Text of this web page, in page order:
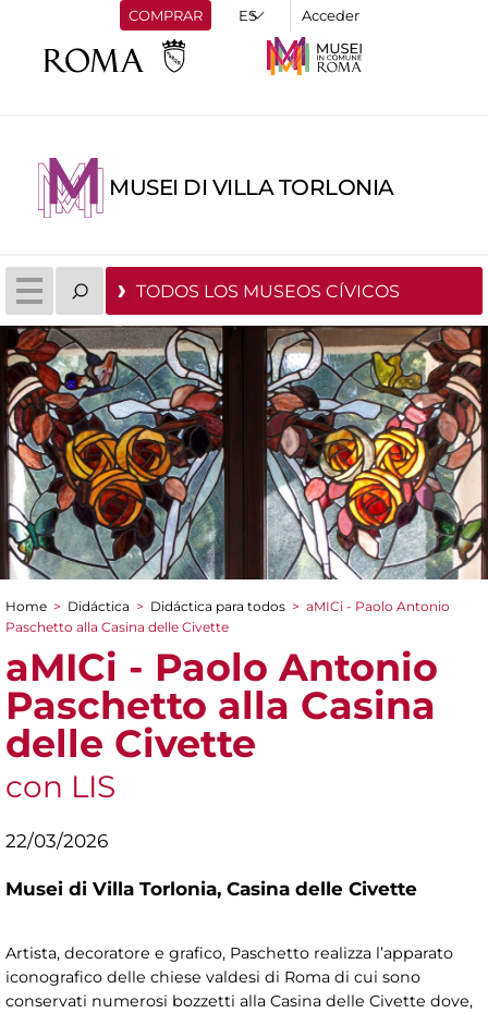
COMPRAR Acceder
MUSEI DI VILLA TORLONIA
TODOS LOS MUSEOS CÍVICOS
You are here
Home > Didáctica > Didáctica para todos > aMICi - Paolo Antonio
Paschetto alla Casina delle Civette
aMICi - Paolo Antonio
Paschetto alla Casina
delle Civette
con LIS
22/03/2026
Musei di Villa Torlonia, Casina delle Civette
Artista, decoratore e grafico, Paschetto realizza l’apparato
iconografico delle chiese valdesi di Roma di cui sono
conservati numerosi bozzetti alla Casina delle Civette dove,